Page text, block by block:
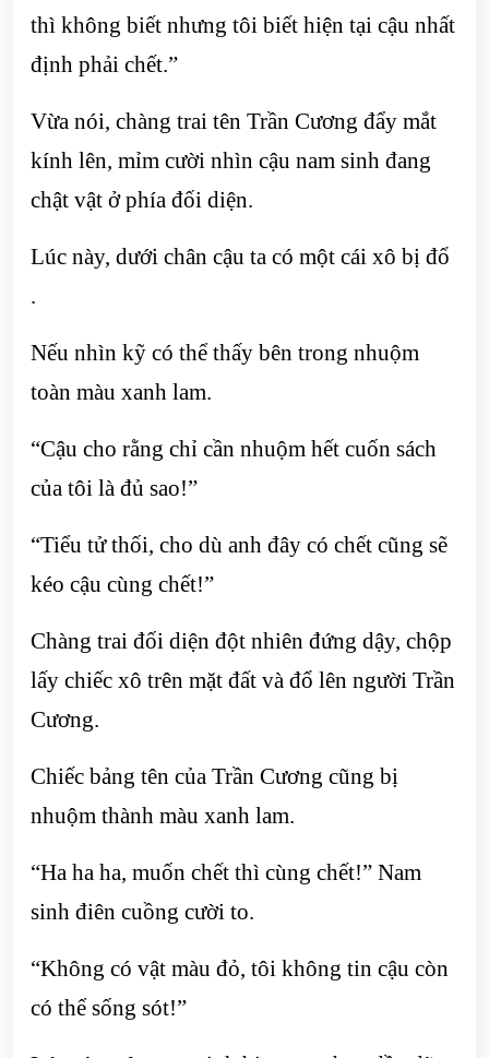
thì không biết nhưng tôi biết hiện tại cậu nhất
định phải chết.”
Vừa nói, chàng trai tên Trần Cương đẩy mắt
kính lên, mỉm cười nhìn cậu nam sinh đang
chật vật ở phía đối diện.
Lúc này, dưới chân cậu ta có một cái xô bị đổ
.
Nếu nhìn kỹ có thể thấy bên trong nhuộm
toàn màu xanh lam.
“Cậu cho rằng chỉ cần nhuộm hết cuốn sách
của tôi là đủ sao!”
“Tiểu tử thối, cho dù anh đây có chết cũng sẽ
kéo cậu cùng chết!”
Chàng trai đối diện đột nhiên đứng dậy, chộp
lấy chiếc xô trên mặt đất và đổ lên người Trần
Cương.
Chiếc bảng tên của Trần Cương cũng bị
nhuộm thành màu xanh lam.
“Ha ha ha, muốn chết thì cùng chết!” Nam
sinh điên cuồng cười to.
“Không có vật màu đỏ, tôi không tin cậu còn
có thể sống sót!”